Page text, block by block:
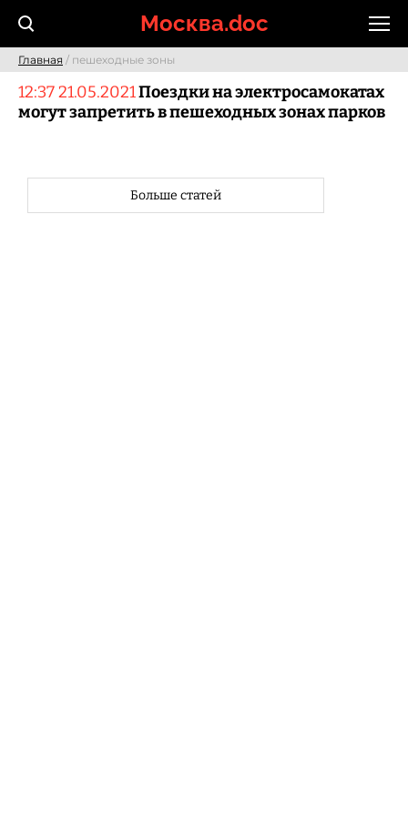
Москва.doc
Главная / пешеходные зоны
12:37 21.05.2021Поездки на электросамокатах
могут запретить в пешеходных зонах парков
Больше статей